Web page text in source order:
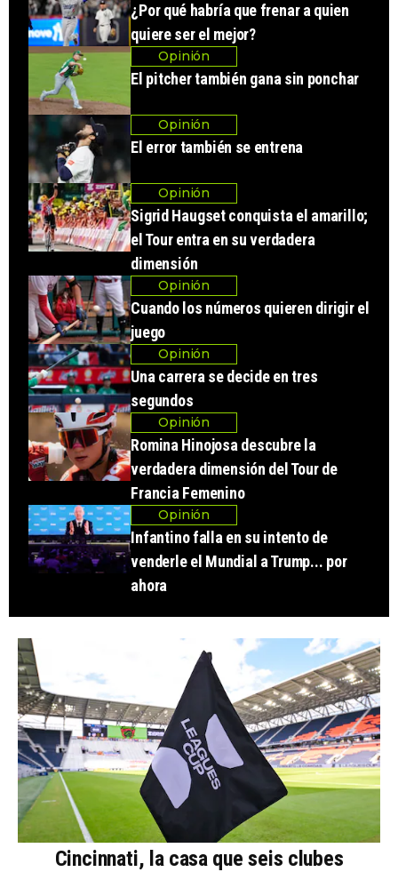
¿Por qué habría que frenar a quien
quiere ser el mejor?
Opinión
El pitcher también gana sin ponchar
Opinión
El error también se entrena
Opinión
Sigrid Haugset conquista el amarillo;
el Tour entra en su verdadera
dimensión
Opinión
Cuando los números quieren dirigir el
juego
Opinión
Una carrera se decide en tres
segundos
Opinión
Romina Hinojosa descubre la
verdadera dimensión del Tour de
Francia Femenino
Opinión
Infantino falla en su intento de
venderle el Mundial a Trump... por
ahora
Cincinnati, la casa que seis clubes